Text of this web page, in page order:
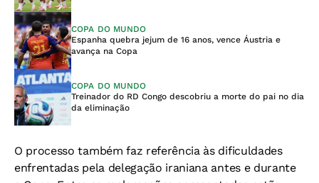
COPA DO MUNDO
Espanha quebra jejum de 16 anos, vence Áustria e
avança na Copa
COPA DO MUNDO
Treinador do RD Congo descobriu a morte do pai no dia
da eliminação
O processo também faz referência às dificuldades
enfrentadas pela delegação iraniana antes e durante